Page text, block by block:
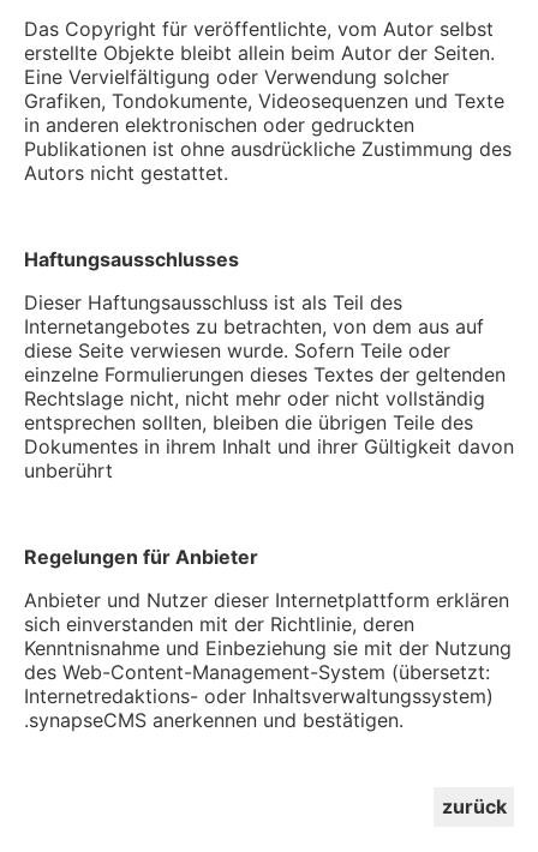
Das Copyright für veröffentlichte, vom Autor selbst
erstellte Objekte bleibt allein beim Autor der Seiten.
Eine Vervielfältigung oder Verwendung solcher
Grafiken, Tondokumente, Videosequenzen und Texte
in anderen elektronischen oder gedruckten
Publikationen ist ohne ausdrückliche Zustimmung des
Autors nicht gestattet.
Haftungsausschlusses
Dieser Haftungsausschluss ist als Teil des
Internetangebotes zu betrachten, von dem aus auf
diese Seite verwiesen wurde. Sofern Teile oder
einzelne Formulierungen dieses Textes der geltenden
Rechtslage nicht, nicht mehr oder nicht vollständig
entsprechen sollten, bleiben die übrigen Teile des
Dokumentes in ihrem Inhalt und ihrer Gültigkeit davon
unberührt
Regelungen für Anbieter
Anbieter und Nutzer dieser Internetplattform erklären
sich einverstanden mit der Richtlinie, deren
Kenntnisnahme und Einbeziehung sie mit der Nutzung
des Web-Content-Management-System (übersetzt:
Internetredaktions- oder Inhaltsverwaltungssystem)
.synapseCMS anerkennen und bestätigen.
zurück